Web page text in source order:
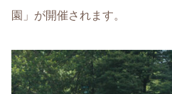
園」が開催されます。